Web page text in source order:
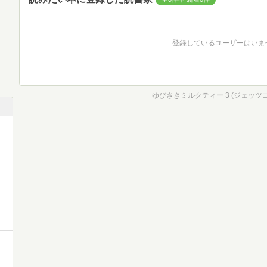
登録しているユーザーはいま
ゆびさきミルクティー 3 (ジェッツ